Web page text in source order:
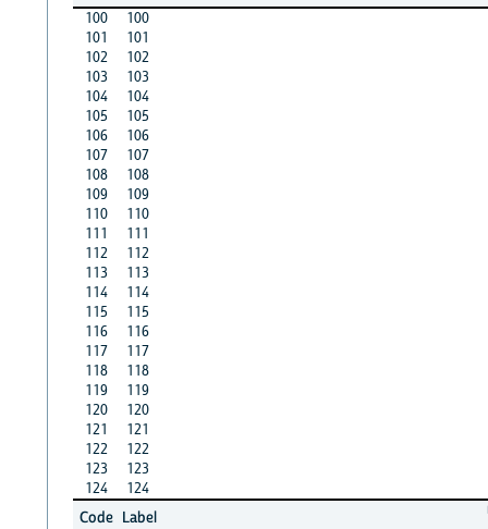
100
100
101
101
102
102
103
103
104
104
105
105
106
106
107
107
108
108
109
109
110
110
111
111
112
112
113
113
114
114
115
115
116
116
117
117
118
118
119
119
120
120
121
121
122
122
123
123
124
124
Code Label